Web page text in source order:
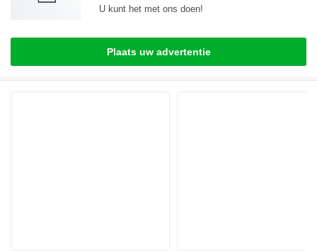
U kunt het met ons doen!
Plaats uw advertentie